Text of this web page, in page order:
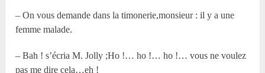
– On vous demande dans la timonerie,monsieur : il y a une
femme malade.
– Bah ! s’écria M. Jolly ;Ho !… ho !… ho !… vous ne voulez
pas me dire cela…eh !